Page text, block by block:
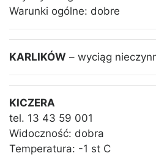
Warunki ogólne: dobre
KARLIKÓW – wyciąg
KICZERA
tel. 13 43 59 001
Widoczność: dobra
Temperatura: -1 st C